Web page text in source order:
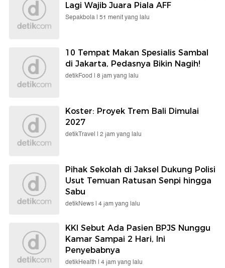
Lagi Wajib Juara Piala AFF
Sepakbola | 51 menit yang lalu
10 Tempat Makan Spesialis Sambal
di Jakarta, Pedasnya Bikin Nagih!
detikFood | 8 jam yang lalu
Koster: Proyek Trem Bali Dimulai
2027
detikTravel | 2 jam yang lalu
Pihak Sekolah di Jaksel Dukung Polisi
Usut Temuan Ratusan Senpi hingga
Sabu
detikNews | 4 jam yang lalu
KKI Sebut Ada Pasien BPJS Nunggu
Kamar Sampai 2 Hari, Ini
Penyebabnya
detikHealth | 4 jam yang lalu